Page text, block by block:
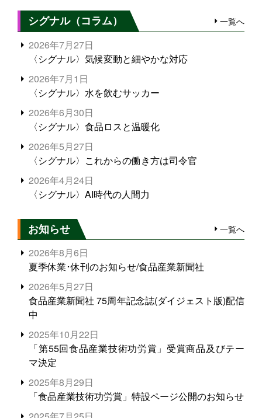
シグナル（コラム） 一覧へ
2026年7月27日
〈シグナル〉気候変動と細やかな対応
2026年7月1日
〈シグナル〉水を飲むサッカー
2026年6月30日
〈シグナル〉食品ロスと温暖化
2026年5月27日
〈シグナル〉これからの働き方は司令官
2026年4月24日
〈シグナル〉AI時代の人間力
お知らせ 一覧へ
2026年8月6日
夏季休業･休刊のお知らせ/食品産業新聞社
2026年5月27日
食品産業新聞社 75周年記念誌(ダイジェスト版)配信
中
2025年10月22日
「第55回食品産業技術功労賞」受賞商品及びテー
マ決定
2025年8月29日
「食品産業技術功労賞」特設ページ公開のお知らせ